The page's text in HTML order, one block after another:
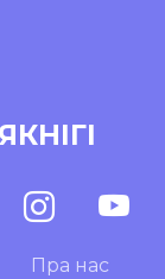
Пра нас